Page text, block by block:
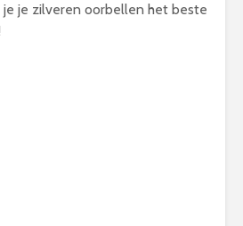
je zilveren oorbellen het beste